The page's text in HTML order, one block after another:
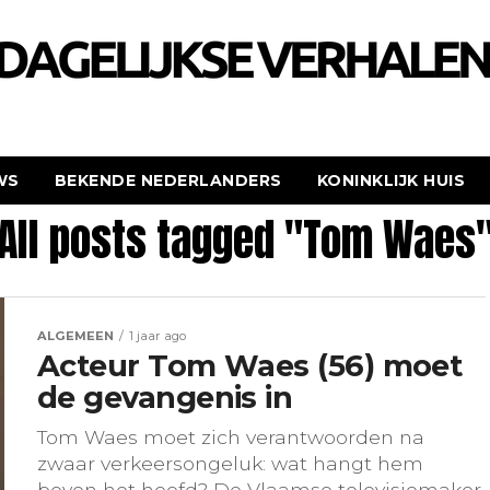
BEKENDE NEDERLANDERS KONINKLIJK HUIS
posts tagged "Tom
ALGEMEEN 1 jaar ago
Acteur Tom Waes (56) moet
de gevangenis in
Tom Waes moet zich verantwoorden na
zwaar verkeersongeluk: wat hangt hem